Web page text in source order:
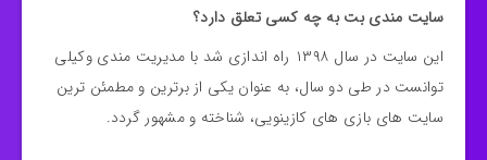
سایت مندی بت به چه کسی تعلق دارد؟
این سایت در سال ۱۳۹۸ راه اندازی شد با مدیریت مندی وکیلی
توانست در طی دو سال، به عنوان یکی از برترین و مطمئن ترین
سایت های بازی های کازینویی، شناخته و مشهور گردد.